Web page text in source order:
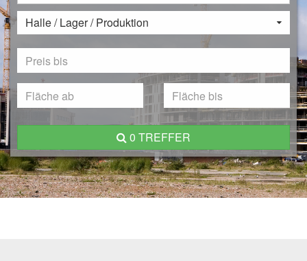
Halle / Lager / Produktion
0 TREFFER